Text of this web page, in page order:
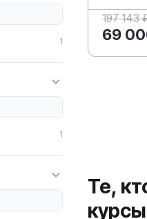
1
1
197 143
69
Те,
курсы